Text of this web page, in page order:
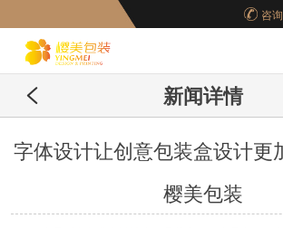
咨
妆品包装盒工厂,高档
包装盒定制,创意包装
新闻详情
字体设计让创意包装盒设计
樱美包装